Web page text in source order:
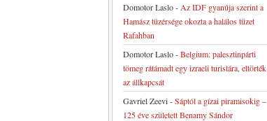
Domotor Laslo- Az IDF gyanúja szerint a
Hamász tüzérsége okozta a halálos tüzet
Rafahban
Domotor Laslo-Belgium: palesztinpárti
tömeg rátámadt egy izraeli turistára, eltörték
az állkapcsát
Gavriel Zeevi-Sáptól a gízai piramisokig –
125 éve született Benamy Sándor